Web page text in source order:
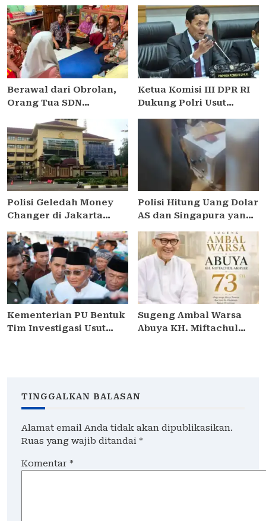
Berawal dari Obrolan,
Orang Tua SDN
Bantuan Sosial untuk
Siswa yang
Membutuhkan
Ketua Komisi III DPR RI
Dukung Polri Usut
Pasokan Batu Bara PLTU
Polisi Geledah Money
Changer di Jakarta
Tiga Kasus Korupsi
Polisi Hitung Uang Dolar
AS dan Singapura yang
Brankas di Kafe de’Clan
Kementerian PU Bentuk
Tim Investigasi Usut
Sugeng Ambal Warsa
Abuya KH. Miftachul
TINGGALKAN BALASAN
Alamat email Anda tidak akan dipublikasikan.
Ruas yang wajib ditandai *
Komentar *